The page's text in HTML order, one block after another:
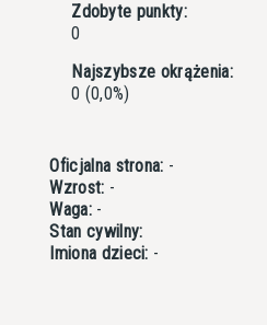
Zdobyte punkty:
0
Najszybsze okrążenia:
0 (0,0%)
Oficjalna strona: -
Wzrost: -
Waga:-
Stan cywilny:
Imiona dzieci: -